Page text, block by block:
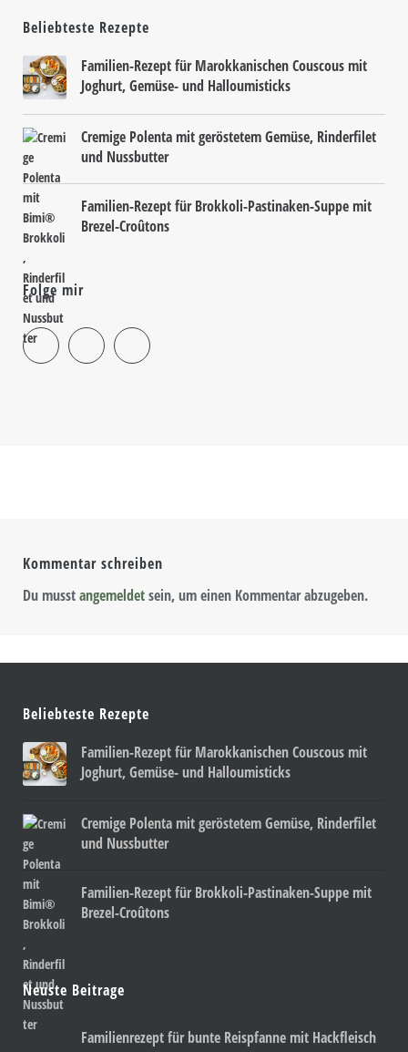
Beliebteste Rezepte
Familien-Rezept für Marokkanischen Couscous mit
Joghurt, Gemüse- und Halloumisticks
Cremige Polenta mit geröstetem Gemüse, Rinderfilet
und Nussbutter
Familien-Rezept für Brokkoli-Pastinaken-Suppe mit
Brezel-Croûtons
Folge mir
Kommentar schreiben
Du musstangemeldetsein, um einen Kommentar abzugeben.
Beliebteste Rezepte
Familien-Rezept für Marokkanischen Couscous mit
Joghurt, Gemüse- und Halloumisticks
Cremige Polenta mit geröstetem Gemüse, Rinderfilet
und Nussbutter
Familien-Rezept für Brokkoli-Pastinaken-Suppe mit
Brezel-Croûtons
Neuste Beitrage
Familienrezept für bunte Reispfanne mit Hackfleisch